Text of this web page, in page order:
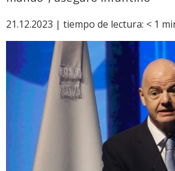
21.12.2023 | tiempo de lectura: < 1